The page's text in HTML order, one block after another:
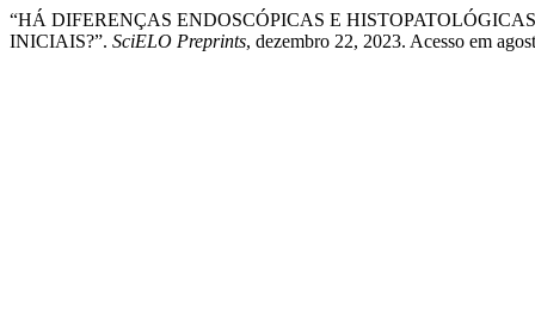
“HÁ DIFERENÇAS ENDOSCÓPICAS E
INICIAIS?”. SciELO Preprints, dezembro 22, 2023. Acesso em